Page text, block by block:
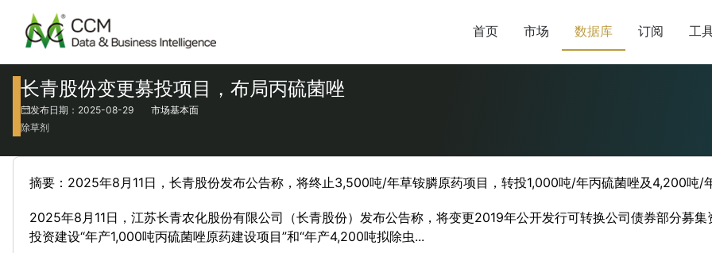
首页 市场 数据库 订阅 工
长青股份变更募投项目，布局丙硫菌唑
发布日期：2025-08-29
市场基本面
除草剂
摘要：2025年8月11日，长青股份发布公告称，将终止3,500吨/年草铵膦原药项目，转投1,000吨/年丙硫菌唑及4,200吨/
2025年8月11日，江苏长青农化股份有限公司（长青股份）发布公告称，将变更2019年公开发行可转换公司债券部分募
投资建设“年产1,000吨丙硫菌唑原药建设项目”和“年产4,200吨拟除虫...